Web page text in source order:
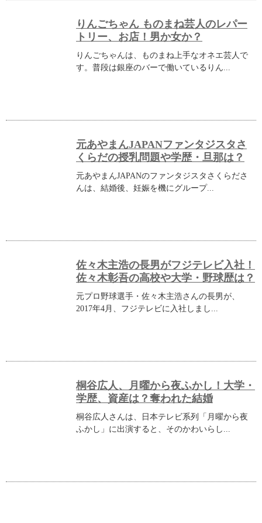
りんごちゃん ものまね芸人のレパー
トリー、お店！男か女か？
りんごちゃんは、ものまね上手なオネエ芸人で
す。普段は銀座のバーで働いているりん...
元あやまんJAPANファンタジスタさ
くらだの授乳問題や学歴・旦那は？
元あやまんJAPANのファンタジスタさくらださ
んは、結婚後、妊娠を機にグループ...
佐々木主浩の長男がフジテレビ入社！
佐々木彰吾の高校や大学・野球歴は？
元プロ野球選手・佐々木主浩さんの長男が、
2017年4月、フジテレビに入社しまし...
桐谷広人、月曜から夜ふかし！大学・
学歴、資産は？奪われた結婚
桐谷広人さんは、日本テレビ系列「月曜から夜
ふかし」に出演すると、そのかわいらし...